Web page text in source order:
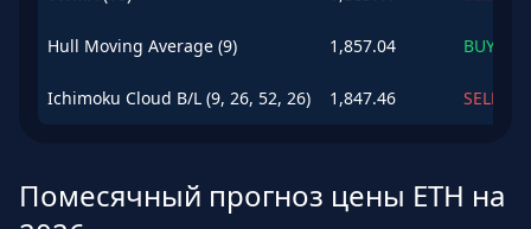
Hull Moving Average (9) 1,857.04 BUY
Ichimoku Cloud B/L (9, 26, 52, 26) 1,847.46 SELL
Помесячный прогноз цены ETH на